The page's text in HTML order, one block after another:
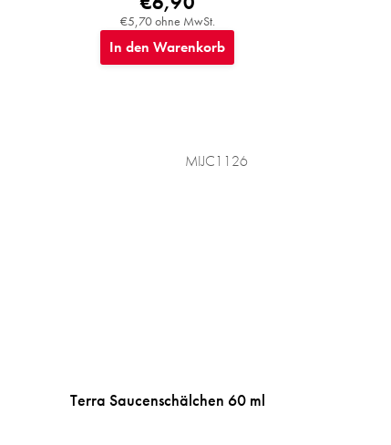
€5,70 ohne MwSt.
In den Warenkorb
Terra Saucenschälchen 60 ml
MIJC1126